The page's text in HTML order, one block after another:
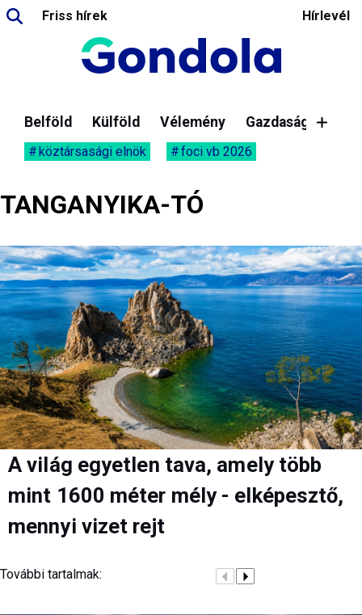
Friss hírek Hírlevél
Belföld Külföld Vélemény Gazdaság
köztársasági elnök foci vb 2026
TANGANYIKA-TÓ
A világ egyetlen tava, amely több
mint 1600 méter mély - elképesztő,
mennyi vizet rejt
További tartalmak: